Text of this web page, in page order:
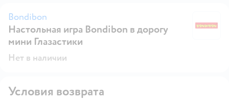
Bondibon
Настольная игра Bondibon в дорогу
мини Глазастики
Нет в наличии
Условия возврата